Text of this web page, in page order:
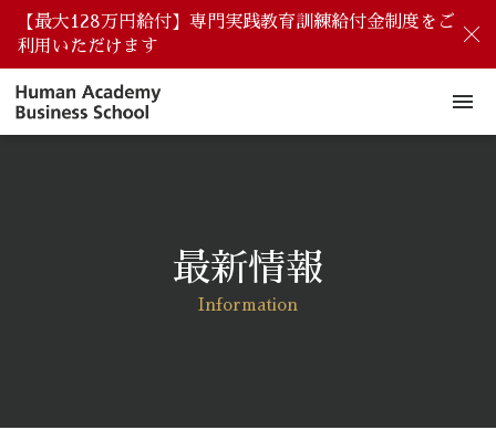
【最大128万円給付】専門実践教育訓練給付金制度をご
利用いただけます
menu
最新情報
Information